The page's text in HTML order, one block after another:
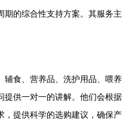
期的综合性支持方案。其服务主
辅食、营养品、洗护用品、喂养
提供一对一的讲解。他们会根据
，提供科学的选购建议，确保产